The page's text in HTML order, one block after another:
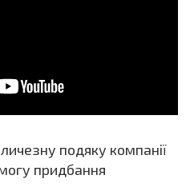
подяку компанії
придбання